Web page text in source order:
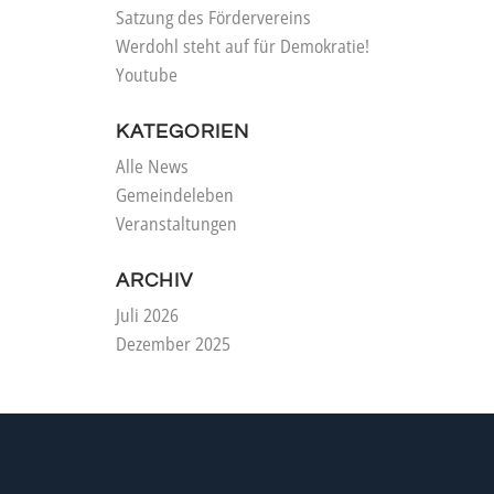
Satzung des Fördervereins
Werdohl steht auf für Demokratie!
Youtube
KATEGORIEN
Alle News
Gemeindeleben
Veranstaltungen
ARCHIV
Juli 2026
Dezember 2025